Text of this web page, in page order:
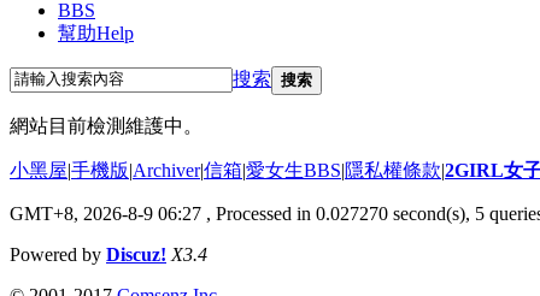
BBS
幫助Help
搜索 搜索
網站目前檢測維護中。
小黑屋|手機版|Archiver|信箱|愛女生BBS|隱私權條款|2GIRL女
GMT+8, 2026-8-9 06:27 , Processed in 0.027270 second(s), 5
Powered by Discuz! X3.4